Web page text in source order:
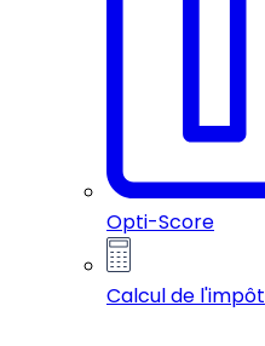
Opti-Score
Calcul de l'impôt